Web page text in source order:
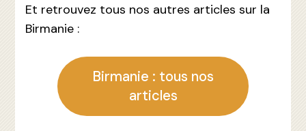
Et retrouvez tous nos autres articles sur la
Birmanie :
Birmanie : tous nos
articles